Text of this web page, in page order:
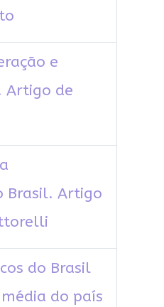
e
Artigo de
Brasil. Artigo
do Brasil
do país